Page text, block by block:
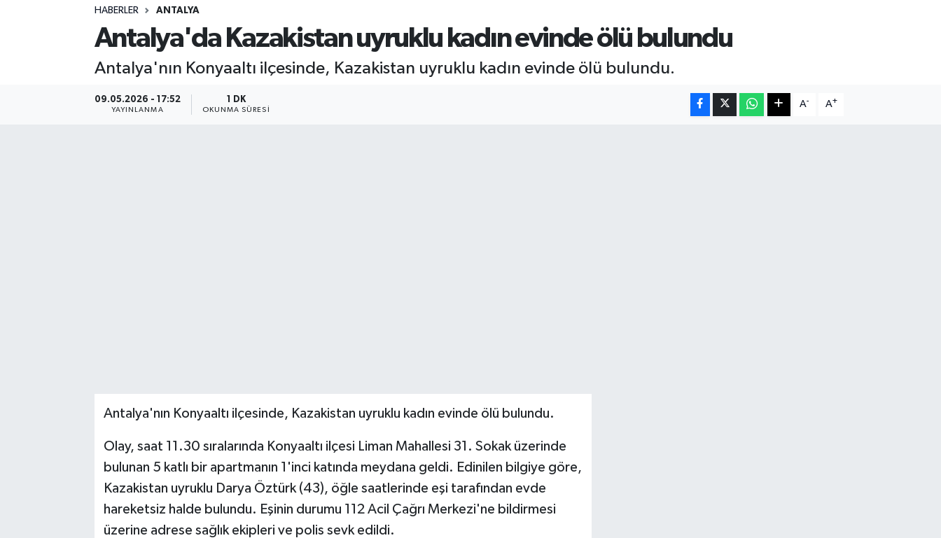
HABERLER ANTALYA
Antalya'da Kazakistan uyruklu kadın evinde ölü bulundu
Antalya'nın Konyaaltı ilçesinde, Kazakistan uyruklu kadın evinde ölü bulundu.
09.05.2026 - 17:52
YAYINLANMA
1 DK
OKUNMA SÜRESI
A- A+
Antalya'nın Konyaaltı ilçesinde, Kazakistan uyruklu kadın evinde ölü bulundu.
Olay, saat 11.30 sıralarında Konyaaltı ilçesi Liman Mahallesi 31. Sokak üzerinde
bulunan 5 katlı bir apartmanın 1'inci katında meydana geldi. Edinilen bilgiye göre,
Kazakistan uyruklu Darya Öztürk (43), öğle saatlerinde eşi tarafından evde
hareketsiz halde bulundu. Eşinin durumu 112 Acil Çağrı Merkezi'ne bildirmesi
üzerine adrese sağlık ekipleri ve polis sevk edildi.